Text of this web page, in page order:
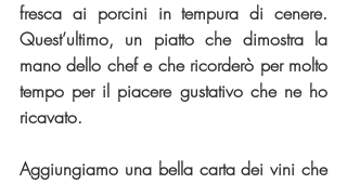
fresca ai porcini in tempura di cenere.
Quest’ultimo, un piatto che dimostra la
mano dello chef e che ricorderò per molto
tempo per il piacere gustativo che ne ho
ricavato.
Aggiungiamo una bella carta dei vini che